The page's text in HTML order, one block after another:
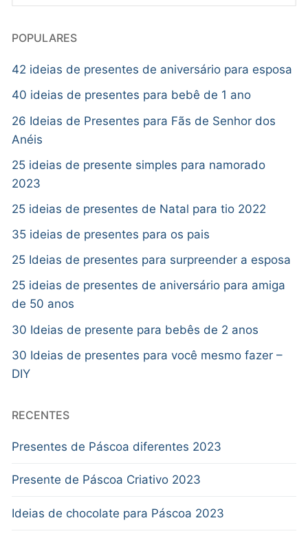
POPULARES
42 ideias de presentes de aniversário para esposa
40 ideias de presentes para bebê de 1 ano
26 Ideias de Presentes para Fãs de Senhor dos
Anéis
25 ideias de presente simples para namorado
2023
25 ideias de presentes de Natal para tio 2022
35 ideias de presentes para os pais
25 Ideias de presentes para surpreender a esposa
25 ideias de presentes de aniversário para amiga
de 50 anos
30 Ideias de presente para bebês de 2 anos
30 Ideias de presentes para você mesmo fazer –
DIY
RECENTES
Presentes de Páscoa diferentes 2023
Presente de Páscoa Criativo 2023
Ideias de chocolate para Páscoa 2023